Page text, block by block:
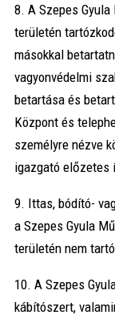
8. A Szepes
területén
másokkal
vagyonvédelmi
betartása és
Központ és
személyre nézve
igazgató előzetes
9. Ittas, bódító-
a Szepes Gyula
területén nem
10. A Szepes
kábítószert,